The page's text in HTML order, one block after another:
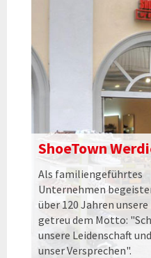
ShoeTown
Als familiengeführtes
Unternehmen
über 120 Jahren unsere
getreu dem Motto:
unsere Leidenschaft
unser Versprechen".